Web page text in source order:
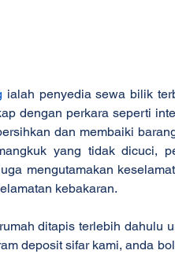
ialah penyedia sewa bilik
dengan perkara seperti
dan membaiki
yang tidak dicuci,
mengutamakan
kebakaran.
ditapis terlebih dahulu
deposit sifar kami, anda